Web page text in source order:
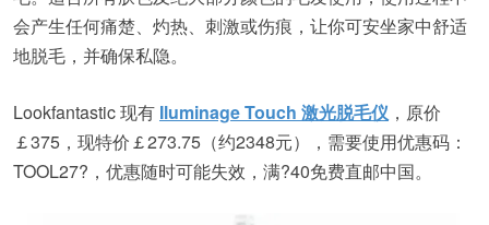
会产生任何痛楚、灼热、刺激或伤痕，让你可安坐家中舒适
地脱毛，并确保私隐。
Lookfantastic 现有 Iluminage Touch 激光脱毛仪 ，原价
￡375，现特价￡273.75（约2348元），需要使用优惠码：
TOOL27?，优惠随时可能失效，满?40免费直邮中国。